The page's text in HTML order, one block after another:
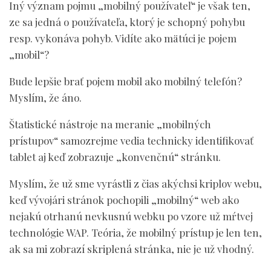
Iný význam pojmu „mobilný používateľ“ je však ten,
ze sa jedná o používateľa, ktorý je schopný pohybu
resp. vykonáva pohyb. Vidíte ako mätúci je pojem
„mobil“?
Bude lepšie brať pojem mobil ako mobilný telefón?
Myslím, že áno.
Štatistické nástroje na meranie „mobilných
prístupov“ samozrejme vedia technicky identifikovať
tablet aj keď zobrazuje „konvenčnú“ stránku.
Myslím, že už sme vyrástli z čias akýchsi kriplov webu,
keď vývojári stránok pochopili „mobilný“ web ako
nejakú otrhanú nevkusnú webku po vzore už mŕtvej
technológie WAP. Teória, že mobilný prístup je len ten,
ak sa mi zobrazí skriplená stránka, nie je už vhodný.